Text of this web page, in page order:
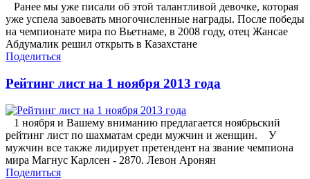
Ранее мы уже писали об этой талантливой девочке, которая
уже успела завоевать многочисленные награды. После победы
на чемпионате мира по Вьетнаме, в 2008 году, отец Жансае
Абдумалик решил открыть в Казахстане
Поделиться
Рейтинг лист на 1 ноября 2013 года
1 ноября и Вашему вниманию предлагается ноябрьский
рейтинг лист по шахматам среди мужчин и женщин. У
мужчин все также лидирует претендент на звание чемпиона
мира Магнус Карлсен - 2870. Левон Аронян
Поделиться